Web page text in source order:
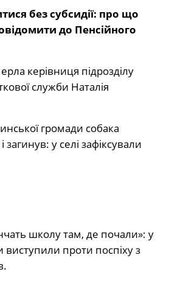
без субсидії: про що
до Пенсійного
керівниця підрозділу
служби Наталія
громади собака
загинув: у селі зафіксували
школу там, де почали»: у
проти поспіху з